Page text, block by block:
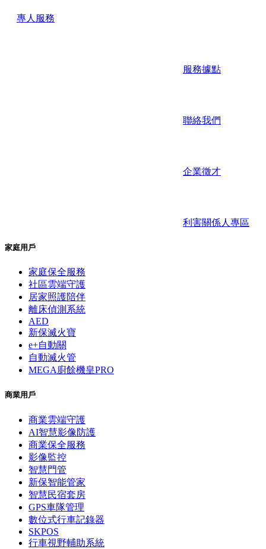
專人服務
服務據點
聯絡我們
企業徵才
利害關係人專區
家庭用戶
家庭保全服務
社區雲端守護
居家照護陪伴
離床偵測系統
AED
新保滅火寶
e+自動關
自動滅火管
MEGA廚餘機皇PRO
商業用戶
商業雲端守護
AI智慧影像防護
商業保全服務
影像監控
智慧門管
新保智能管家
智慧民宿套房
GPS車隊管理
數位式行車記錄器
SKPOS
行車視野輔助系統